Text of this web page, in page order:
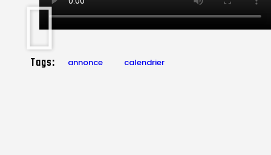
Tags: annonce calendrier